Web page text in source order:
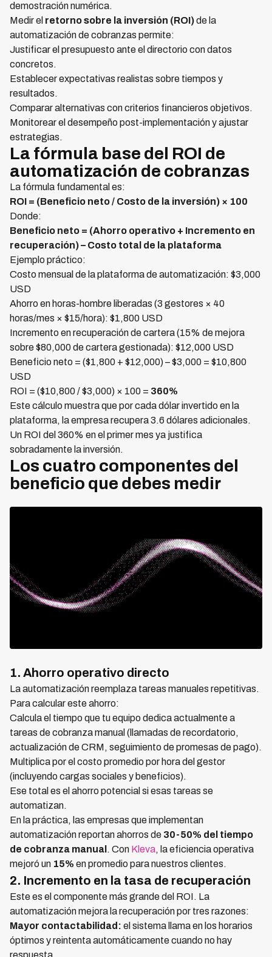
demostración numérica.
Medir el retorno sobre la inversión (ROI)de la
automatización de cobranzas permite:
Justificar el presupuesto ante el directorio con datos
concretos.
Establecer expectativas realistas sobre tiempos y
resultados.
Comparar alternativas con criterios financieros objetivos.
Monitorear el desempeño post-implementación y ajustar
estrategias.
La fórmula base del ROI de
automatización de cobranzas
La fórmula fundamental es:
ROI = (Beneficio neto / Costo de la inversión) × 100
Donde:
Beneficio neto = (Ahorro operativo + Incremento en
recuperación) – Costo total de la plataforma
Ejemplo práctico:
Costo mensual de la plataforma de automatización: $3,000
USD
Ahorro en horas-hombre liberadas (3 gestores × 40
horas/mes × $15/hora): $1,800 USD
Incremento en recuperación de cartera (15% de mejora
sobre $80,000 de cartera gestionada): $12,000 USD
Beneficio neto = ($1,800 + $12,000) – $3,000 = $10,800
USD
ROI = ($10,800 / $3,000) × 100 = 360%
Este cálculo muestra que por cada dólar invertido en la
plataforma, la empresa recupera 3.6 dólares adicionales.
Un ROI del 360% en el primer mes ya justifica
sobradamente la inversión.
Los cuatro componentes del
beneficio que debes medir
1. Ahorro operativo directo
La automatización reemplaza tareas manuales repetitivas.
Para calcular este ahorro:
Calcula el tiempo que tu equipo dedica actualmente a
tareas de cobranza manual (llamadas de recordatorio,
actualización de CRM, seguimiento de promesas de pago).
Multiplica por el costo promedio por hora del gestor
(incluyendo cargas sociales y beneficios).
Ese total es el ahorro potencial si esas tareas se
automatizan.
En la práctica, las empresas que implementan
automatización reportan ahorros de 30-50% del tiempo
de cobranza manual . Con Kleva, la eficiencia operativa
mejoró un 15% en promedio para nuestros clientes.
2. Incremento en la tasa de recuperación
Este es el componente más grande del ROI. La
automatización mejora la recuperación por tres razones:
Mayor contactabilidad: el sistema llama en los horarios
óptimos y reintenta automáticamente cuando no hay